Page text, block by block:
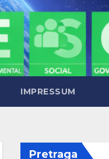
IMPRESSUM
Pretraga